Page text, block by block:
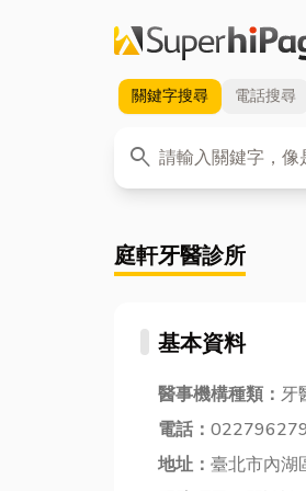
關鍵字搜尋 電話搜尋
search
關鍵字
庭軒牙醫診所
基本資料
醫事機構種類： 牙
電話：
地址： 臺北市內